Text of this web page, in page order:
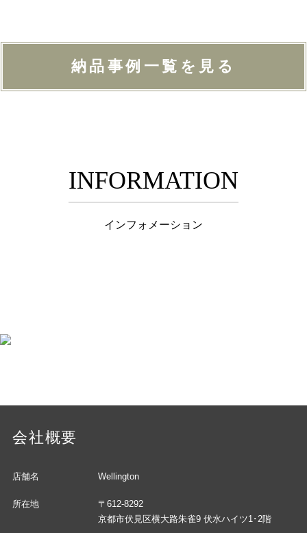
納品事例一覧を見る
INFORMATION
インフォメーション
会社概要
店舗名 Wellington
所在地
〒612-8292
京都市伏見区横大路朱雀9 伏水ハイツ1･2階